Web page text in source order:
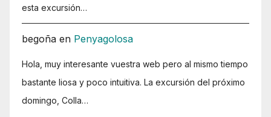
esta excursión…
begoña en Penyagolosa
Hola, muy interesante vuestra web pero al mismo tiempo
bastante liosa y poco intuitiva. La excursión del próximo
domingo, Colla…